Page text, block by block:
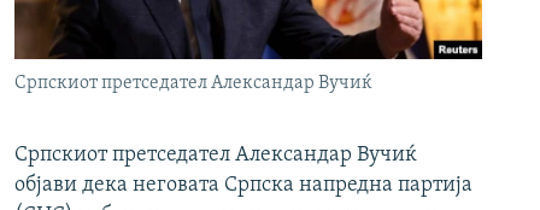
Српскиот претседател Александар Вучиќ
Српскиот претседател Александар Вучиќ
објави дека неговата Српска напредна партија